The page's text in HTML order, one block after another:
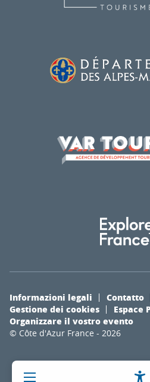
© Côte d'Azur France - 2026
Informazioni legali
Contatto
Gestione dei cookies
Espace
Organizzare il vostro evento